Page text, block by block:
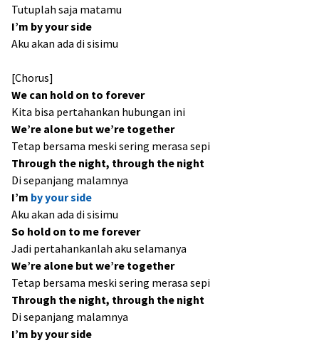
Tutuplah saja matamu
I’m by your side
Aku akan ada di sisimu
[Chorus]
We can hold on to forever
Kita bisa pertahankan hubungan ini
We’re alone but we’re together
Tetap bersama meski sering merasa sepi
Through the night, through the night
Di sepanjang malamnya
I’m by your side
Aku akan ada di sisimu
So hold on to me forever
Jadi pertahankanlah aku selamanya
We’re alone but we’re together
Tetap bersama meski sering merasa sepi
Through the night, through the night
Di sepanjang malamnya
I’m by your side